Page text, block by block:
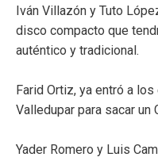
Iván Villazón y Tuto
disco compacto que
auténtico y tradicional.
Farid Ortiz, ya entró a
Valledupar para sacar un
Yader Romero y Luis